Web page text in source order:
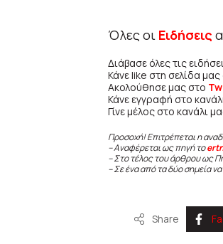
Όλες οι Ειδήσεις
Διάβασε όλες τις
Κάνε like στη σελίδα μας
Ακολούθησε μας στο
Κάνε εγγραφή στο
Γίνε μέλος στο κανάλι
Προσοχή! Επιτρέπεται η
– Αναφέρεται ως πηγή το
– Στο τέλος του άρθρου ως
– Σε ένα από τα δύο σημεία
Share